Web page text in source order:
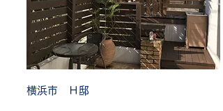
横浜市 Ｈ邸